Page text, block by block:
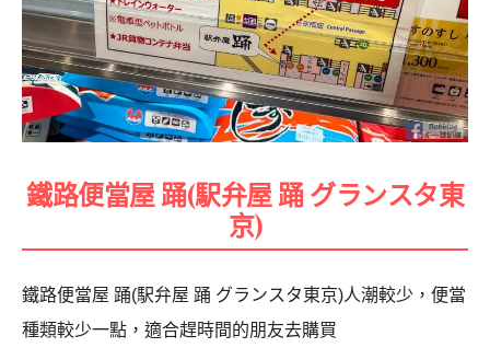
鐵路便當屋 踊(駅弁屋 踊 グランスタ東
京)
鐵路便當屋 踊(駅弁屋 踊 グランスタ東京)人潮較少，便當
種類較少一點，適合趕時間的朋友去購買